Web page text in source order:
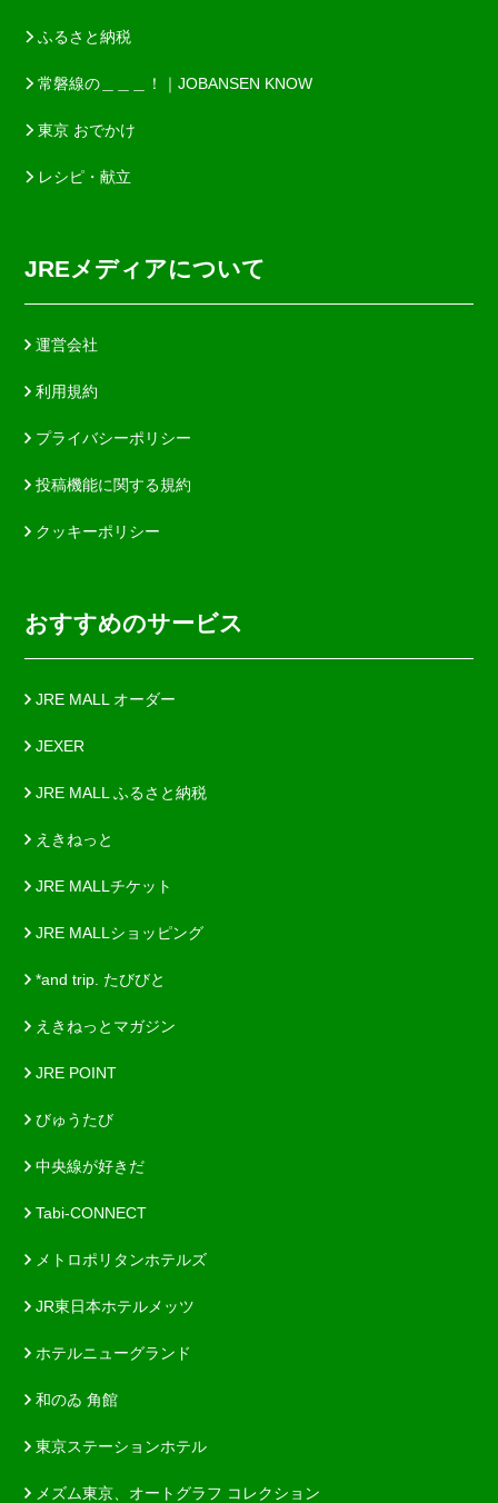
ふるさと納税
常磐線の＿＿＿！｜JOBANSEN KNOW
東京 おでかけ
レシピ・献立
JREメディアについて
運営会社
利用規約
プライバシーポリシー
投稿機能に関する規約
クッキーポリシー
おすすめのサービス
JRE MALL オーダー
JEXER
JRE MALL ふるさと納税
えきねっと
JRE MALLチケット
JRE MALLショッピング
*and trip. たびびと
えきねっとマガジン
JRE POINT
びゅうたび
中央線が好きだ
Tabi-CONNECT
メトロポリタンホテルズ
JR東日本ホテルメッツ
ホテルニューグランド
和のゐ 角館
東京ステーションホテル
メズム東京、オートグラフ コレクション